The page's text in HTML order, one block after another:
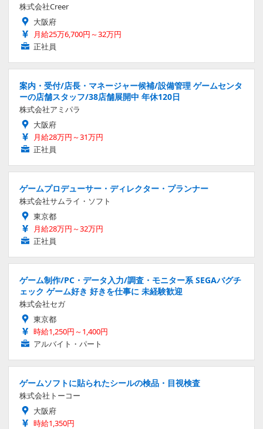
株式会社Creer
大阪府
月給25万6,700円～32万円
正社員
案内・受付/店長・マネージャー候補/設備管理 ゲームセンタ
ーの店舗スタッフ/38店舗展開中 年休120日
株式会社アミパラ
大阪府
月給28万円～31万円
正社員
ゲームプロデューサー・ディレクター・プランナー
株式会社サムライ・ソフト
東京都
月給28万円～32万円
正社員
ゲーム制作/PC・データ入力/調査・モニター系 SEGAバグチ
ェック ゲーム好き 好きを仕事に 未経験歓迎
株式会社セガ
東京都
時給1,250円～1,400円
アルバイト・パート
ゲームソフトに貼られたシールの検品・目視検査
株式会社トーコー
大阪府
時給1,350円